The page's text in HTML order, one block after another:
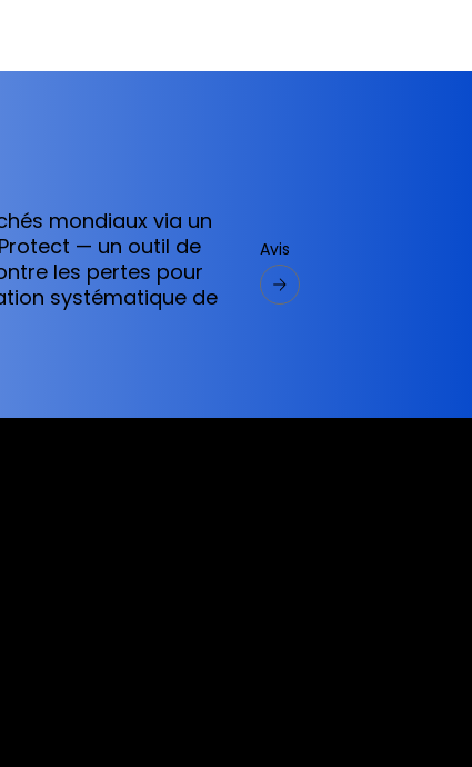
mondiaux via un
— un outil de
les pertes pour
systématique de
Avis